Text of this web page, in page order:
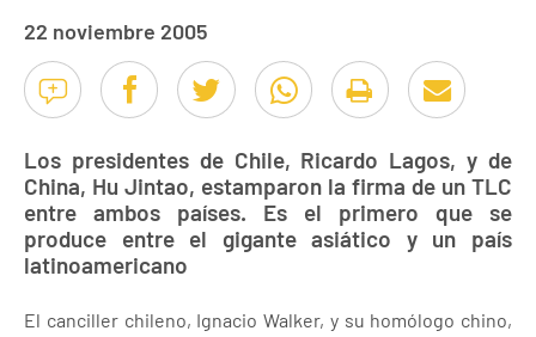
22 noviembre 2005
Los presidentes de Chile, Ricardo Lagos, y de
China, Hu Jintao, estamparon la firma de un TLC
entre ambos países. Es el primero que se
produce entre el gigante asiático y un país
latinoamericano
El canciller chileno, Ignacio Walker, y su homólogo chino,